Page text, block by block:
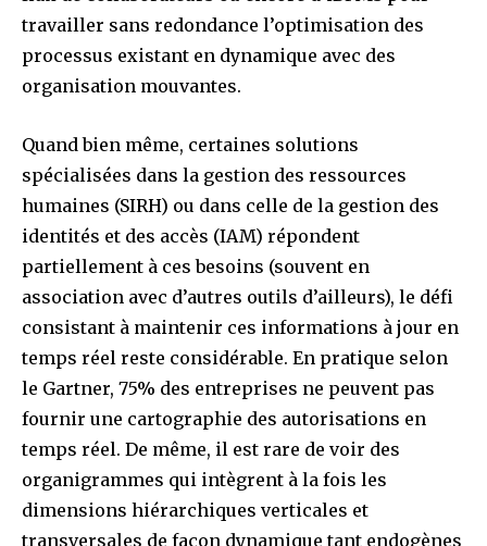
travailler sans redondance l’optimisation des
processus existant en dynamique avec des
organisation mouvantes.
Quand bien même, certaines solutions
spécialisées dans la gestion des ressources
humaines (SIRH) ou dans celle de la gestion des
identités et des accès (IAM) répondent
partiellement à ces besoins (souvent en
association avec d’autres outils d’ailleurs), le défi
consistant à maintenir ces informations à jour en
temps réel reste considérable. En pratique selon
le Gartner, 75% des entreprises ne peuvent pas
fournir une cartographie des autorisations en
temps réel. De même, il est rare de voir des
organigrammes qui intègrent à la fois les
dimensions hiérarchiques verticales et
transversales de façon dynamique tant endogènes